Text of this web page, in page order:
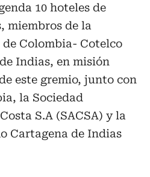
10 hoteles de
miembros de la
Colombia- Cotelco
Indias, en misión
este gremio, junto con
la Sociedad
S.A (SACSA) y la
Cartagena de Indias